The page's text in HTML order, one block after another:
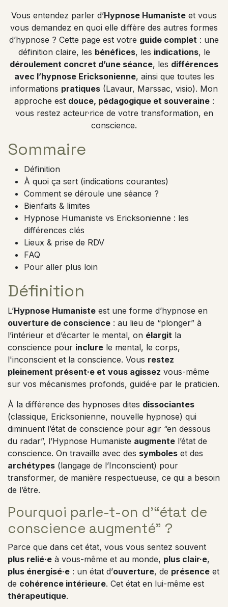
Vous entendez parler d’Hypnose Humaniste et vous
vous demandez en quoi elle diffère des autres formes
d’hypnose ? Cette page est votre guide complet : une
définition claire, les bénéfices, les indications, le
déroulement concret d’une séance, les différences
avec l’hypnose Ericksonienne, ainsi que toutes les
informations pratiques (Lavaur, Marssac, visio). Mon
approche est douce, pédagogique et souveraine:
vous restez acteur·rice de votre transformation, en
conscience.
Sommaire
Définition
À quoi ça sert (indications courantes)
Comment se déroule une séance ?
Bienfaits & limites
Hypnose Humaniste vs Ericksonienne : les
différences clés
Lieux & prise de RDV
FAQ
Pour aller plus loin
Définition
L’Hypnose Humaniste est une forme d’hypnose en
ouverture de conscience : au lieu de “plonger” à
l’intérieur et d’écarter le mental, on élargit la
conscience pour inclure le mental, le corps,
l'inconscient et la conscience. Vous restez
pleinement présent·e et vous agissez vous-même
sur vos mécanismes profonds, guidé·e par le praticien.
À la différence des hypnoses dites dissociantes
(classique, Ericksonienne, nouvelle hypnose) qui
diminuent l’état de conscience pour agir “en dessous
du radar”, l’Hypnose Humaniste augmente l’état de
conscience. On travaille avec des symboles et des
archétypes (langage de l’Inconscient) pour
transformer, de manière respectueuse, ce qui a besoin
de l’être.
Pourquoi parle-t-on d’“état de
conscience augmenté” ?
Parce que dans cet état, vous vous sentez souvent
plus relié·e à vous-même et au monde, plus clair·e,
plus énergisé·e : un état d’ouverture, de présence et
de cohérence intérieure. Cet état en lui-même est
thérapeutique.